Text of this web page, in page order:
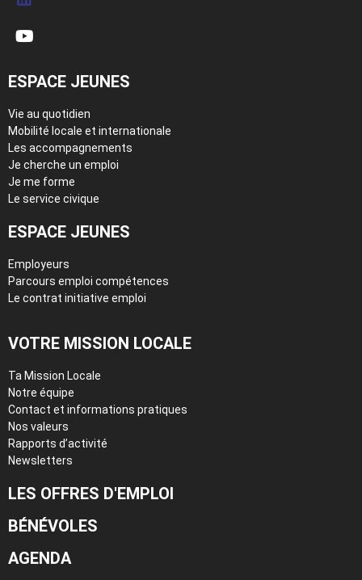
ESPACE JEUNES
Vie au quotidien
Mobilité locale et internationale
Les accompagnements
Je cherche un emploi
Je me forme
Le service civique
ESPACE JEUNES
Employeurs
Parcours emploi compétences
Le contrat initiative emploi
VOTRE MISSION LOCALE
Ta Mission Locale
Notre équipe
Contact et informations pratiques
Nos valeurs
Rapports d’activité
Newsletters
LES OFFRES D'EMPLOI
BÉNÉVOLES
AGENDA